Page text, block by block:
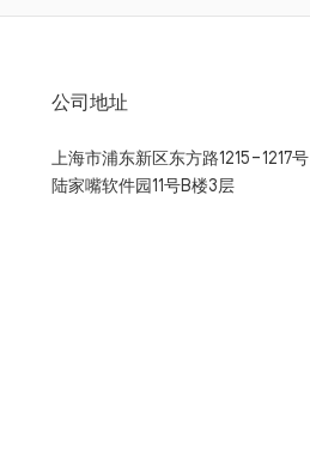
公司地址
上海市浦东新区东方路1215-1217号
陆家嘴软件园11号B楼3层